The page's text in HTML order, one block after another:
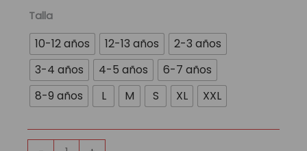
Talla
10-12 años 12-13 años
2-3 años
3-4 años
4-5 años
6-7 años
8-9 años
L M S XL XXL
Chaleco
Real
Madrid
cantidad